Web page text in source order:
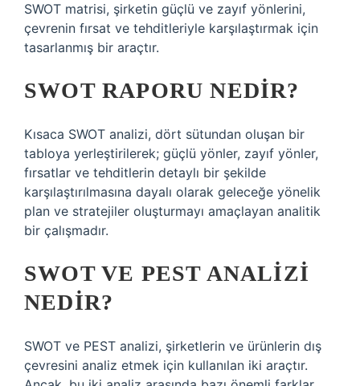
SWOT matrisi, şirketin güçlü ve zayıf yönlerini,
çevrenin fırsat ve tehditleriyle karşılaştırmak için
tasarlanmış bir araçtır.
SWOT RAPORU NEDIR?
Kısaca SWOT analizi, dört sütundan oluşan bir
tabloya yerleştirilerek; güçlü yönler, zayıf yönler,
fırsatlar ve tehditlerin detaylı bir şekilde
karşılaştırılmasına dayalı olarak geleceğe yönelik
plan ve stratejiler oluşturmayı amaçlayan analitik
bir çalışmadır.
SWOT VE PEST ANALIZI
NEDIR?
SWOT ve PEST analizi, şirketlerin ve ürünlerin dış
çevresini analiz etmek için kullanılan iki araçtır.